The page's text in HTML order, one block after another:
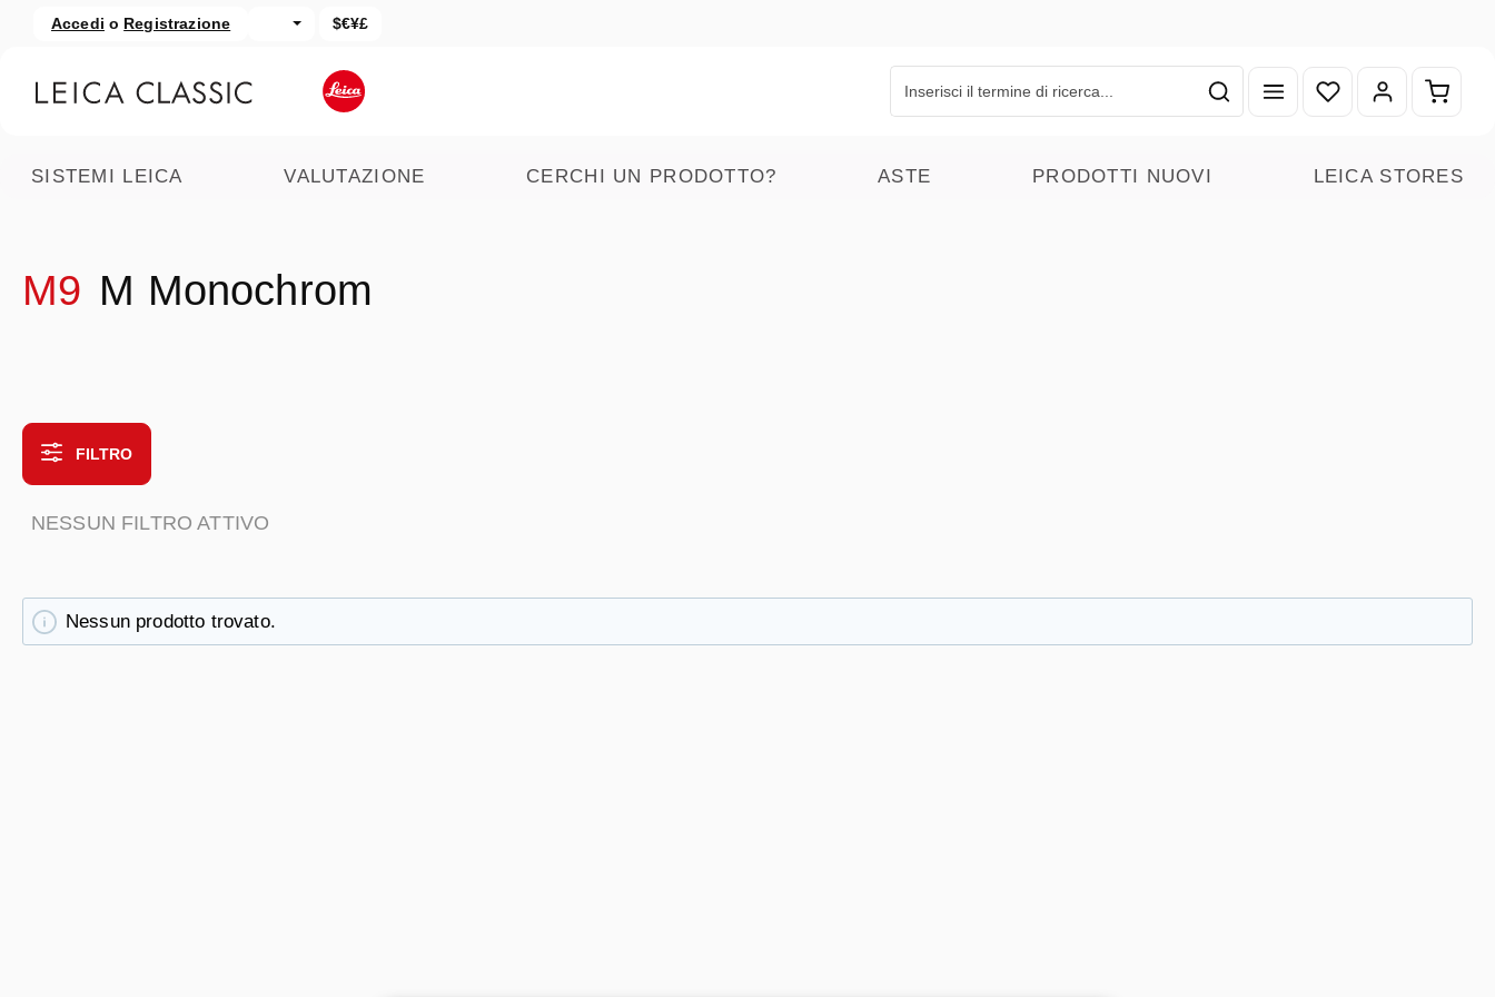
al contenuto principale
Salta alla ricerca
Accedi o Registrazione $€¥£
Hai 0 articoli nella lista
SISTEMI LEICA VALUTAZIONE CERCHI UN PRODOTTO? ASTE PRODOTTI NUOVI LEICA STORES
M9 M Monochrom
FILTRO
NESSUN FILTRO ATTIVO
Nessun prodotto trovato.